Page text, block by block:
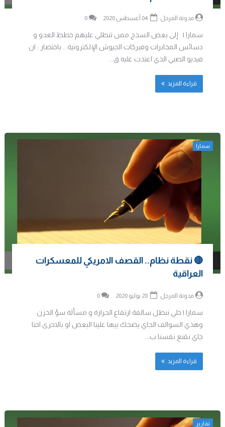
مدونة المرجل 0
سمارا | إلى بعض السذج ممن تنطلي عليهم خطط العدو و
دسائس المخابرات وفبركات الجيوش الإلكترونية .. باختصار : ان
فيديو الصبي الذي اعتدت عليه ق...
قراءة المزيد
سمارا
🔴 نقطة نظام.. القصف الامريكي للمعسكرات
العراقية
مدونة المرجل 0
سمارا | خلي نبطل سالفة ارتفاع الحرارة و مسألة سؤ الخزن
وهذي السوالف الجاي يضحك بيها علينا البعض او بالاحرى احنا
جاي نقنع نفسنا ب...
قراءة المزيد
تقارير